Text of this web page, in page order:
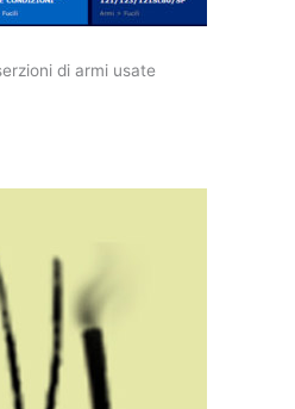
di armi usate